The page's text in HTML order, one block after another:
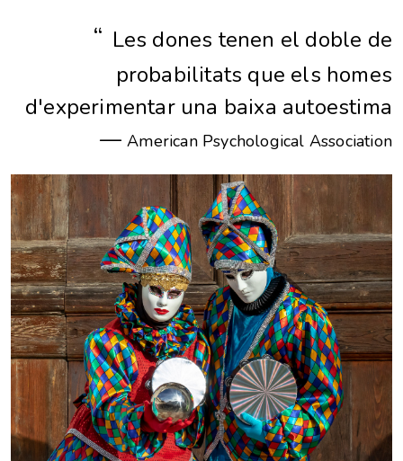
“ Les dones tenen el doble de
probabilitats que els homes
d'experimentar una baixa autoestima
—American Psychological Association